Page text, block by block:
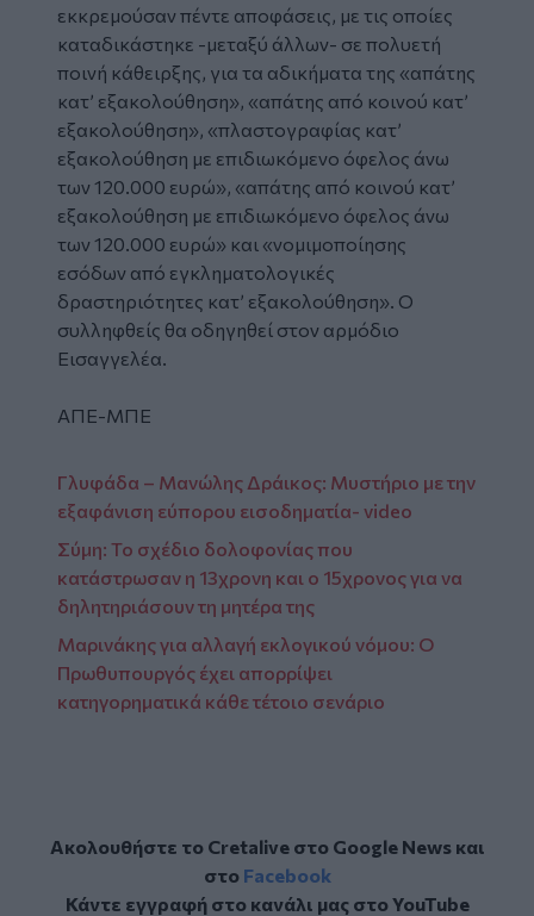
εκκρεμούσαν πέντε αποφάσεις, με τις οποίες
καταδικάστηκε -μεταξύ άλλων- σε πολυετή
ποινή κάθειρξης, για τα αδικήματα της «απάτης
κατ’ εξακολούθηση», «απάτης από κοινού κατ’
εξακολούθηση», «πλαστογραφίας κατ’
εξακολούθηση με επιδιωκόμενο όφελος άνω
των 120.000 ευρώ», «απάτης από κοινού κατ’
εξακολούθηση με επιδιωκόμενο όφελος άνω
των 120.000 ευρώ» και «νομιμοποίησης
εσόδων από εγκληματολογικές
δραστηριότητες κατ’ εξακολούθηση». Ο
συλληφθείς θα οδηγηθεί στον αρμόδιο
Εισαγγελέα.
ΑΠΕ-ΜΠΕ
Γλυφάδα – Μανώλης Δράικος: Μυστήριο με την
εξαφάνιση εύπορου εισοδηματία- video
Σύμη: Το σχέδιο δολοφονίας που
κατάστρωσαν η 13χρονη και ο 15χρονος για να
δηλητηριάσουν τη μητέρα της
Μαρινάκης για αλλαγή εκλογικού νόμου: Ο
Πρωθυπουργός έχει απορρίψει
κατηγορηματικά κάθε τέτοιο σενάριο
Ακολουθήστε το Cretalive στο Google Newsκαι
στο Facebook
Κάντε εγγραφή στο κανάλι μας στοYouTube